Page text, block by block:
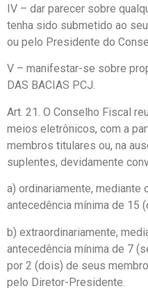
IV – dar parecer sobre
tenha sido submetido ao
ou pelo Presidente do
V – manifestar-se sobre
DAS BACIAS PCJ.
Art. 21. O Conselho Fiscal
meios eletrônicos, com a
membros titulares ou, na
suplentes, devidamente
a) ordinariamente, mediante
antecedência mínima de 15
b) extraordinariamente,
antecedência mínima de 7
por 2 (dois) de seus
pelo Diretor-Presidente.